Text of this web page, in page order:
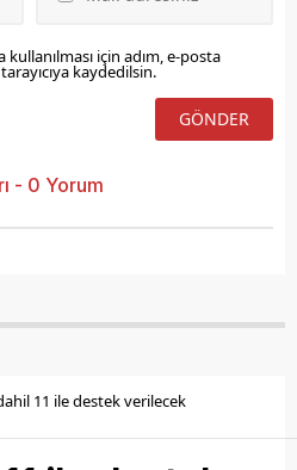
için adım, e-posta
kaydedilsin.
- 0 Yorum
11 ile destek verilecek